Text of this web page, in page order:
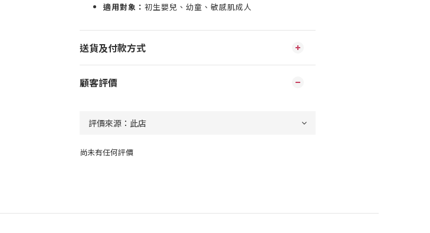
適用對象： 初生嬰兒、幼童、敏感肌成人
送貨及付款方式
顧客評價
尚未有任何評價